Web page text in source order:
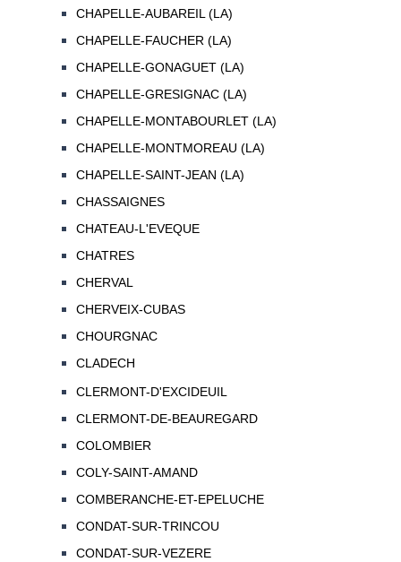
CHAPELLE-AUBAREIL (LA)
CHAPELLE-FAUCHER (LA)
CHAPELLE-GONAGUET (LA)
CHAPELLE-GRESIGNAC (LA)
CHAPELLE-MONTABOURLET (LA)
CHAPELLE-MONTMOREAU (LA)
CHAPELLE-SAINT-JEAN (LA)
CHASSAIGNES
CHATEAU-L'EVEQUE
CHATRES
CHERVAL
CHERVEIX-CUBAS
CHOURGNAC
CLADECH
CLERMONT-D'EXCIDEUIL
CLERMONT-DE-BEAUREGARD
COLOMBIER
COLY-SAINT-AMAND
COMBERANCHE-ET-EPELUCHE
CONDAT-SUR-TRINCOU
CONDAT-SUR-VEZERE